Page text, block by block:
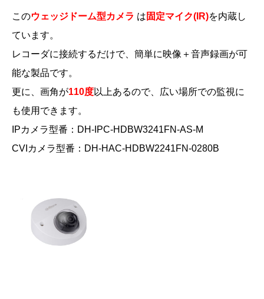
このウェッジドーム型カメラ は 固定マイク(IR)を内蔵し
ています。
レコーダに接続するだけで、簡単に映像＋音声録画が可
能な製品です。
更に、画角が110度以上あるので、広い場所での監視に
も使用できます。
IPカメラ型番：DH-IPC-HDBW3241FN-AS-M
CVIカメラ型番：DH-HAC-HDBW2241FN-0280B